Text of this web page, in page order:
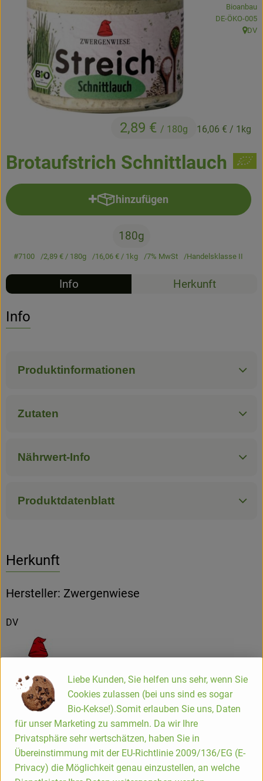
Kühltheke
Backstube
Küchenzauber
Über den Tag
Großgebinde
Service
Brotaufstrich Schnittlauch
2,89 € / 180g 16,06 € / 1kg
Bioanbau
, Kontrollstelle:
DE-ÖKO-005
,
DV
hinzufügen
Produkt zum Warenkorb
180g
#7100 2,89 € / 180g 16,06 € / 1kg 7% MwSt Handelsklasse II
Info Herkunft
Info
Produktinformationen
Zutaten
Nährwert-Info
Produktdatenblatt
Herkunft
Hersteller: Zwergenwiese
DV
ZWERGENWIESE Naturkost GmbH
Die Zwergenwiese Naturkost GmbH steht seit über 40 Jahren
für liebevoll und sorgfältig hergestellte Bio-Lebensmittel.
Aus eigener Entwicklung und in eigener Produktion
entstehen pikante und fruchtige Brotaufstriche, Senfe,
Liebe Kunden, Sie helfen uns sehr, wenn Sie
Cookies zulassen (bei uns sind es sogar
Bio-Kekse!).Somit erlauben Sie uns, Daten
für unser Marketing zu sammeln. Da wir Ihre
Privatsphäre sehr wertschätzen, haben Sie in
Übereinstimmung mit der EU-Richtlinie 2009/136/EG (E-
Privacy) die Möglichkeit genau einzustellen, an welche